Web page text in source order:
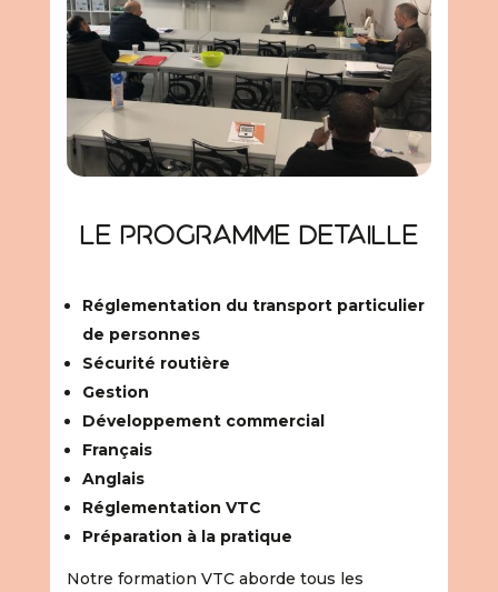
Le programme detaille
Réglementation du transport particulier
de personnes
Sécurité routière
Gestion
Développement commercial
Français
Anglais
Réglementation VTC
Préparation à la pratique
Notre formation VTC aborde tous les